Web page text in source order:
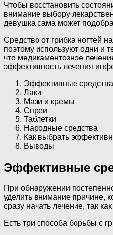
Чтобы восстановить
внимание выбору
девушка сама может
Средство от грибка ногтей
поэтому используют одни и
что медикаментозное
эффективность лечения
Эффективные средства
Лаки
Мази и кремы
Спреи
Таблетки
Народные средства
Как выбрать
Выводы
Эффективные
При обнаружении
уделить внимание причине,
сразу начать лечение, так
Есть три способа борьбы с